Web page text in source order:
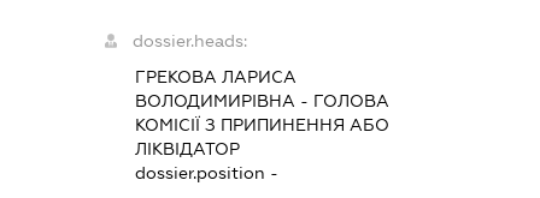
dossier.heads:
ГРЕКОВА ЛАРИСА
ВОЛОДИМИРІВНА - ГОЛОВА
КОМІСІЇ З ПРИПИНЕННЯ АБО
ЛІКВІДАТОР
dossier.position -